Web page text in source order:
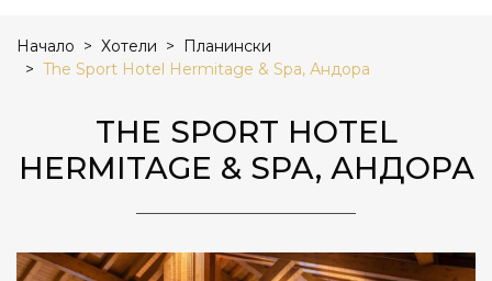
Начало Хотели
Планински
The Sport Hotel Hermitage & Spa, Андора
THE SPORT HOTEL
HERMITAGE & SPA, АНДОРА